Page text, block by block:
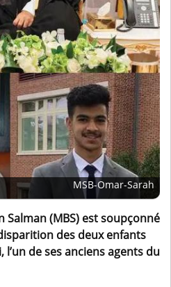
MSB-Omar-Sarah
(MBS) est soupçonné
des deux enfants
de ses anciens agents du